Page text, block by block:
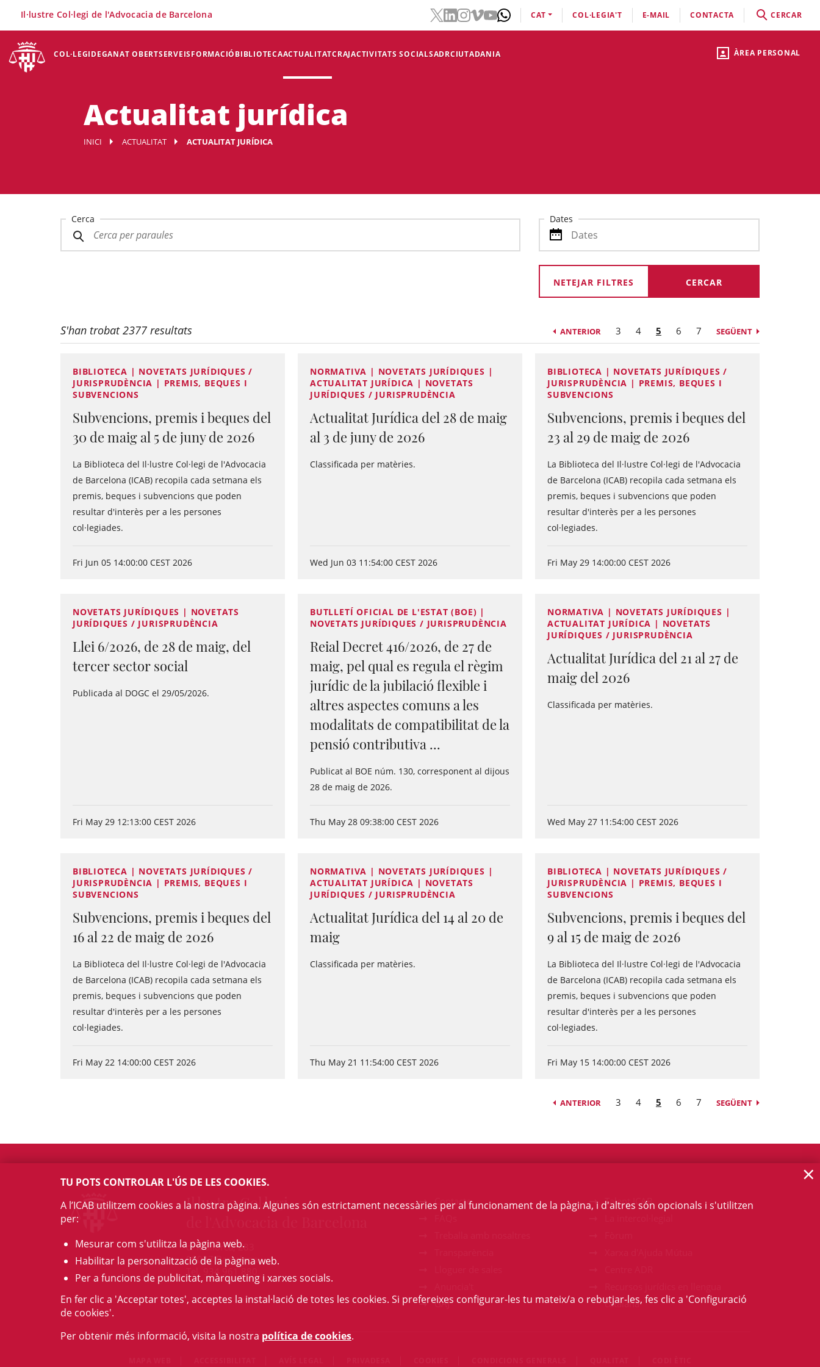
ÀREA PERSONAL
COL·LEGIDEGANAT OBERTSERVEISFORMACIÓBIBLIOTECAACTUALITATCRAJACTIVITATS SOCIALSADRCIUTADANIA
Il·lustre Col·legi de l'Advocacia de Barcelona CAT COL·LEGIA'T E-MAIL CONTACTA CERCAR
Actualitat jurídica
INICI ACTUALITAT ACTUALITAT JURÍDICA
Cerca Dates
NETEJAR FILTRES
S'han trobat 2377 resultats ANTERIOR 3 4 5 6 7 SEGÜENT
BIBLIOTECA | NOVETATS JURÍDIQUES /
JURISPRUDÈNCIA | PREMIS, BEQUES I
SUBVENCIONS
Subvencions, premis i beques del
30 de maig al 5 de juny de 2026
La Biblioteca del Il·lustre Col·legi de l'Advocacia
de Barcelona (ICAB) recopila cada setmana els
premis, beques i subvencions que poden
resultar d'interès per a les persones
col·legiades.
Fri Jun 05 14:00:00 CEST 2026
NORMATIVA | NOVETATS JURÍDIQUES |
ACTUALITAT JURÍDICA | NOVETATS
JURÍDIQUES / JURISPRUDÈNCIA
Actualitat Jurídica del 28 de maig
al 3 de juny de 2026
Classificada per matèries.
Wed Jun 03 11:54:00 CEST 2026
BIBLIOTECA | NOVETATS JURÍDIQUES /
JURISPRUDÈNCIA | PREMIS, BEQUES I
SUBVENCIONS
Subvencions, premis i beques del
23 al 29 de maig de 2026
La Biblioteca del Il·lustre Col·legi de l'Advocacia
de Barcelona (ICAB) recopila cada setmana els
premis, beques i subvencions que poden
resultar d'interès per a les persones
col·legiades.
Fri May 29 14:00:00 CEST 2026
NOVETATS JURÍDIQUES | NOVETATS
JURÍDIQUES / JURISPRUDÈNCIA
Llei 6/2026, de 28 de maig, del
tercer sector social
Publicada al DOGC el 29/05/2026.
Fri May 29 12:13:00 CEST 2026
BUTLLETÍ OFICIAL DE L'ESTAT (BOE) |
NOVETATS JURÍDIQUES / JURISPRUDÈNCIA
Reial Decret 416/2026, de 27 de
maig, pel qual es regula el règim
jurídic de la jubilació flexible i
altres aspectes comuns a les
modalitats de compatibilitat de la
pensió contributiva ...
Publicat al BOE núm. 130, corresponent al dijous
28 de maig de 2026.
Thu May 28 09:38:00 CEST 2026
NORMATIVA | NOVETATS JURÍDIQUES |
ACTUALITAT JURÍDICA | NOVETATS
JURÍDIQUES / JURISPRUDÈNCIA
Actualitat Jurídica del 21 al 27 de
maig del 2026
Classificada per matèries.
Wed May 27 11:54:00 CEST 2026
BIBLIOTECA | NOVETATS JURÍDIQUES /
JURISPRUDÈNCIA | PREMIS, BEQUES I
SUBVENCIONS
Subvencions, premis i beques del
16 al 22 de maig de 2026
La Biblioteca del Il·lustre Col·legi de l'Advocacia
de Barcelona (ICAB) recopila cada setmana els
premis, beques i subvencions que poden
resultar d'interès per a les persones
col·legiades.
Fri May 22 14:00:00 CEST 2026
NORMATIVA | NOVETATS JURÍDIQUES |
ACTUALITAT JURÍDICA | NOVETATS
JURÍDIQUES / JURISPRUDÈNCIA
Actualitat Jurídica del 14 al 20 de
maig
Classificada per matèries.
Thu May 21 11:54:00 CEST 2026
BIBLIOTECA | NOVETATS JURÍDIQUES /
JURISPRUDÈNCIA | PREMIS, BEQUES I
SUBVENCIONS
Subvencions, premis i beques del
9 al 15 de maig de 2026
La Biblioteca del Il·lustre Col·legi de l'Advocacia
de Barcelona (ICAB) recopila cada setmana els
premis, beques i subvencions que poden
resultar d'interès per a les persones
col·legiades.
Fri May 15 14:00:00 CEST 2026
ANTERIOR 3 4 5 6 7 SEGÜENT
Il·lustre Col·legi
c/ Mallorca, 283
08037 Barcelona
Tel. 934 961 880
Contacte
GAJ
Talent ICAB
catalana
TU POTS CONTROLAR L'ÚS DE LES COOKIES.
A l’ICAB utilitzem cookies a la nostra pàgina. Algunes són estrictament necessàries per al funcionament de la pàgina, i d'altres són opcionals i s'utilitzen
per:
Mesurar com s'utilitza la pàgina web.
Habilitar la personalització de la pàgina web.
Per a funcions de publicitat, màrqueting i xarxes socials.
En fer clic a 'Acceptar totes', acceptes la instal·lació de totes les cookies. Si prefereixes configurar-les tu mateix/a o rebutjar-les, fes clic a 'Configuració
de cookies'.
Per obtenir més informació, visita la nostra política de cookies.
×